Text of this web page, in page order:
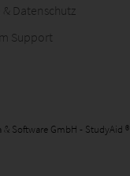
& Datenschutz
Support
& Software GmbH - StudyAid ®